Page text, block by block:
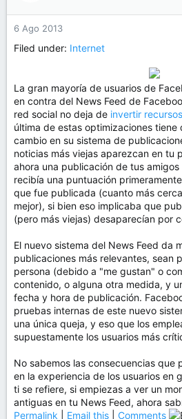
r
d
e
m
a
n
c
6 Ago 2013
Filed under: Internet
La gran mayoría de usuarios de
en contra del News Feed de
red social no deja de invertir recursos
última de estas optimizaciones tiene
cambio en su sistema de
noticias más viejas aparezcan en tu
ahora una publicación de tus
recibía una puntuación
que fue publicada (cuanto más
mejor), si bien eso implicaba que
(pero más viejas) desaparecían por
El nuevo sistema del News Feed da
publicaciones más relevantes, sean
persona (debido a "me gustan" o
contenido, o alguna otra medida, y
fecha y hora de publicación.
pruebas internas de este nuevo
una única queja, y eso que los
supuestamente los usuarios más
No sabemos las consecuencias que
en la experiencia de los usuarios en
ti se refiere, si empiezas a ver un
antiguas en tu News Feed, ahora
Permalink
Email this Comments